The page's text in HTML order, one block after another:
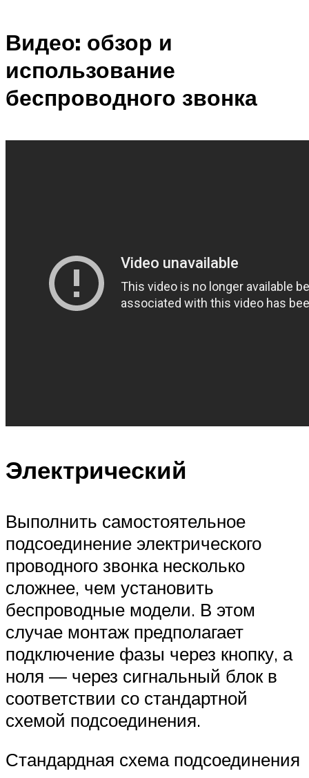
Видео: обзор и
использование
беспроводного звонка
Электрический
Выполнить самостоятельное
подсоединение электрического
проводного звонка несколько
сложнее, чем установить
беспроводные модели. В этом
случае монтаж предполагает
подключение фазы через кнопку, а
ноля — через сигнальный блок в
соответствии со стандартной
схемой подсоединения.
Стандардная схема подсоединения